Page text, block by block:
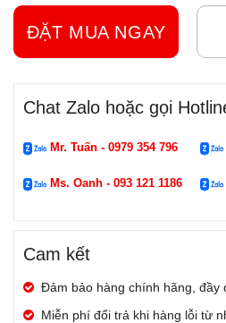
ĐẶT MUA NGAY
Chat Zalo hoặc gọi
Mr. Tuấn - 0979 354 796
Ms. Oanh - 093 121 1186
Cam kết
Đảm bảo hàng chính hãng, đầy
Miễn phí đổi trả khi hàng lỗi từ